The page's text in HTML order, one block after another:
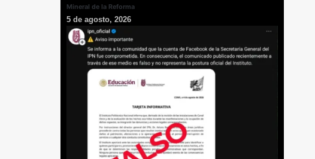
Mineral de la Reforma
5 de agosto, 2026